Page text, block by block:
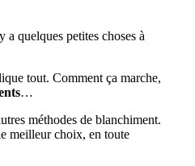
quelques petites choses à
tout. Comment ça marche,
…
méthodes de blanchiment.
meilleur choix, en toute